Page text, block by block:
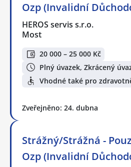
Ozp (Invalidní
HEROS servis s.r.o.
Most
20 000 – 25 000 Kč
Plný úvazek, Zkrácený
Vhodné také pro
Zveřejněno: 24. dubna
Strážný/Strážná -
Ozp (Invalidní